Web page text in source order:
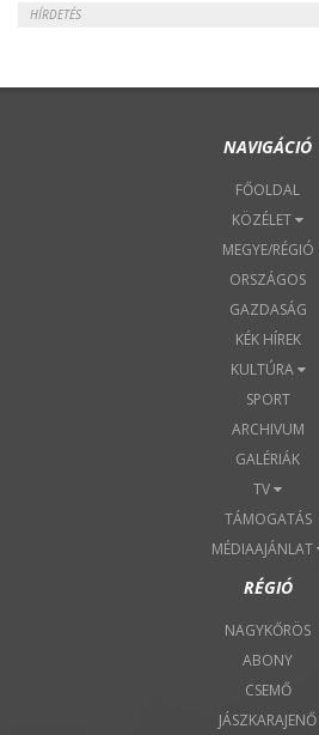
HÍRDETÉS
NAVIGÁCIÓ
FŐOLDAL
KÖZÉLET
MEGYE/RÉGIÓ
ORSZÁGOS
GAZDASÁG
KÉK HÍREK
KULTÚRA
SPORT
ARCHIVUM
GALÉRIÁK
TV
TÁMOGATÁS
MÉDIAAJÁNLAT
RÉGIÓ
NAGYKŐRÖS
ABONY
CSEMŐ
JÁSZKARAJENŐ